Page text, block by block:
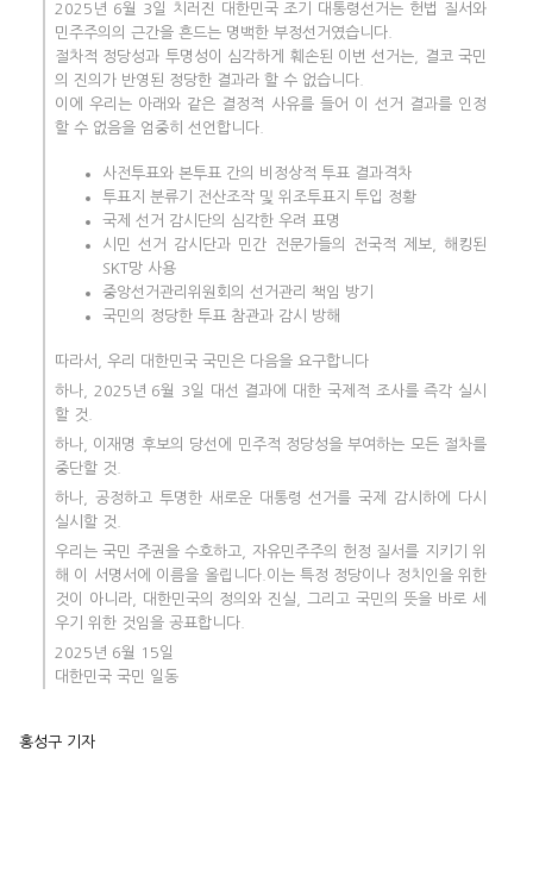
2025년 6월 3일 치러진 대한민국 조기 대통령선거는 헌법 질서와
민주주의의 근간을 흔드는 명백한 부정선거였습니다.
절차적 정당성과 투명성이 심각하게 훼손된 이번 선거는, 결코 국민
의 진의가 반영된 정당한 결과라 할 수 없습니다.
이에 우리는 아래와 같은 결정적 사유를 들어 이 선거 결과를 인정
할 수 없음을 엄중히 선언합니다.
사전투표와 본투표 간의 비정상적 투표 결과격차
투표지 분류기 전산조작 및 위조투표지 투입 정황
국제 선거 감시단의 심각한 우려 표명
시민 선거 감시단과 민간 전문가들의 전국적 제보, 해킹된
SKT망 사용
중앙선거관리위원회의 선거관리 책임 방기
국민의 정당한 투표 참관과 감시 방해
따라서, 우리 대한민국 국민은 다음을 요구합니다
하나, 2025년 6월 3일 대선 결과에 대한 국제적 조사를 즉각 실시
할 것.
하나, 이재명 후보의 당선에 민주적 정당성을 부여하는 모든 절차를
중단할 것.
하나, 공정하고 투명한 새로운 대통령 선거를 국제 감시하에 다시
실시할 것.
우리는 국민 주권을 수호하고, 자유민주주의 헌정 질서를 지키기 위
해 이 서명서에 이름을 올립니다.이는 특정 정당이나 정치인을 위한
것이 아니라, 대한민국의 정의와 진실, 그리고 국민의 뜻을 바로 세
우기 위한 것임을 공표합니다.
2025년 6월 15일
대한민국 국민 일동
홍성구 기자